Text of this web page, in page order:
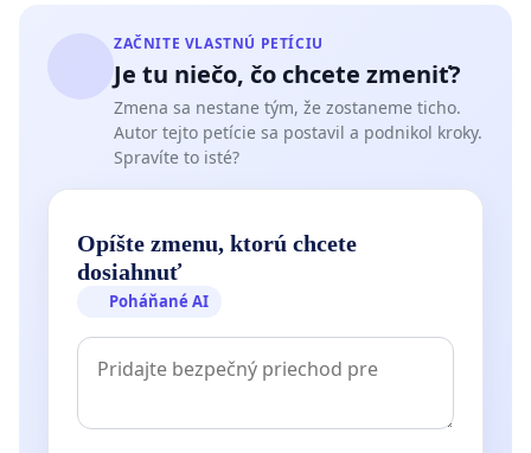
ZAČNITE VLASTNÚ PETÍCIU
Je tu niečo, čo chcete zmeniť?
Zmena sa nestane tým, že zostaneme ticho.
Autor tejto petície sa postavil a podnikol kroky.
Spravíte to isté?
Opíšte zmenu, ktorú chcete
dosiahnuť
Poháňané AI